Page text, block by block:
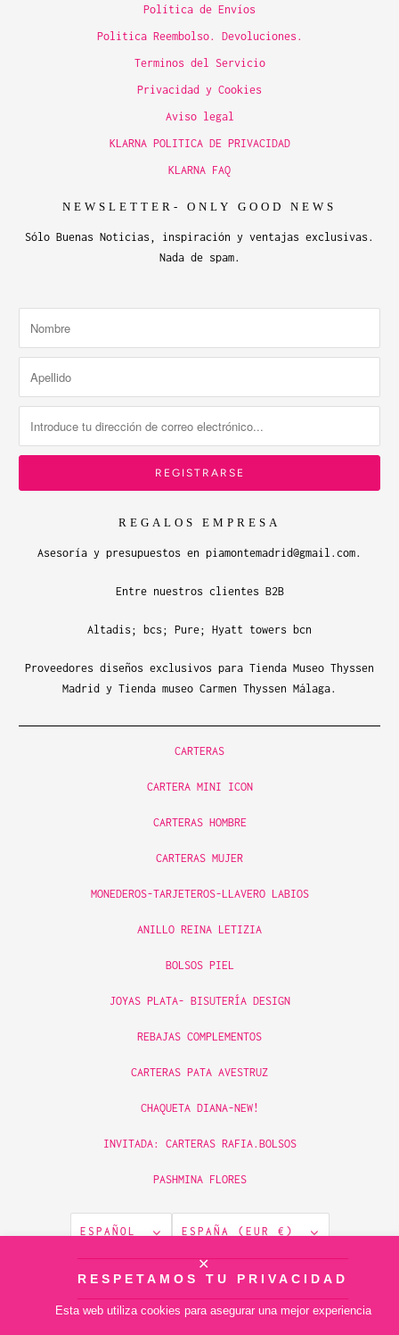
Política de Envíos
Politica Reembolso. Devoluciones.
Terminos del Servicio
Privacidad y Cookies
Aviso legal
KLARNA POLITICA DE PRIVACIDAD
KLARNA FAQ
NEWSLETTER- ONLY GOOD NEWS
Sólo Buenas Noticias, inspiración y ventajas exclusivas.
Nada de spam.
REGALOS EMPRESA
Asesoría y presupuestos en piamontemadrid@gmail.com.
Entre nuestros clientes B2B
Altadis; bcs; Pure; Hyatt towers bcn
Proveedores diseños exclusivos para Tienda Museo Thyssen
Madrid y Tienda museo Carmen Thyssen Málaga.
CARTERAS
CARTERA MINI ICON
CARTERAS HOMBRE
CARTERAS MUJER
MONEDEROS-TARJETEROS-LLAVERO LABIOS
ANILLO REINA LETIZIA
BOLSOS PIEL
JOYAS PLATA- BISUTERÍA DESIGN
REBAJAS COMPLEMENTOS
CARTERAS PATA AVESTRUZ
CHAQUETA DIANA-NEW!
INVITADA: CARTERAS RAFIA.BOLSOS
PASHMINA FLORES
ESPAÑOL ESPAÑA (EUR €)
© 2026piamontemadrid. Tecnología de Shopify
RESPETAMOS TU PRIVACIDAD
Esta web utiliza cookies para asegurar una mejor experiencia
✕